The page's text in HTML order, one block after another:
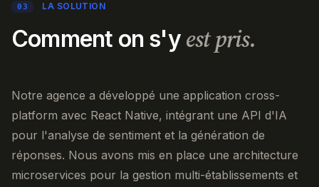
03 LA SOLUTION
Comment on s'y est pris.
Notre agence a développé une application cross-
platform avec React Native, intégrant une API d'IA
pour l'analyse de sentiment et la génération de
réponses. Nous avons mis en place une architecture
microservices pour la gestion multi-établissements et